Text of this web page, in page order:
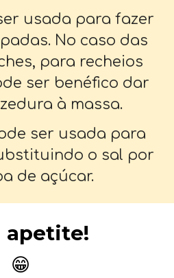
usada para fazer
No caso das
para recheios
ser benéfico dar
à massa.
ser usada para
o sal por
de açúcar.
apetite!
😁